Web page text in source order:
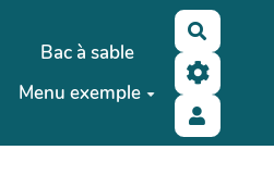
Bac à sable
Menu exemple